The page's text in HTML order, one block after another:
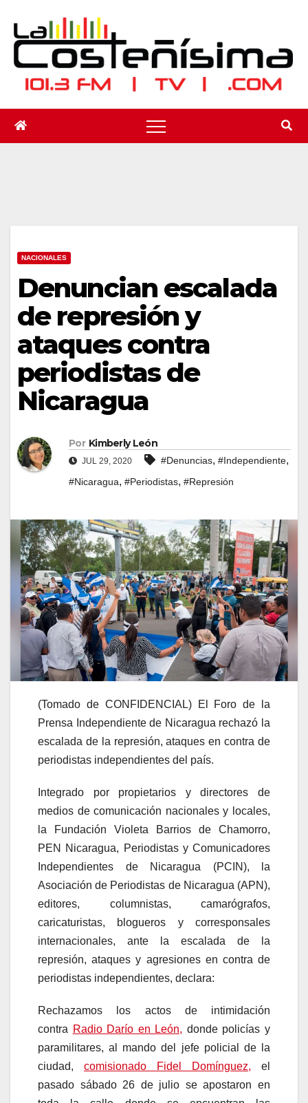
contenido
NACIONALES
Denuncian escalada
de represión y
ataques contra
periodistas de
Nicaragua
Por Kimberly León
JUL 29, 2020 #Denuncias, #Independiente,
#Nicaragua, #Periodistas, #Represión
(Tomado de CONFIDENCIAL) El Foro de la
Prensa Independiente de Nicaragua rechazó la
escalada de la represión, ataques en contra de
periodistas independientes del país.
Integrado por propietarios y directores de
medios de comunicación nacionales y locales,
la Fundación Violeta Barrios de Chamorro,
PEN Nicaragua, Periodistas y Comunicadores
Independientes de Nicaragua (PCIN), la
Asociación de Periodistas de Nicaragua (APN),
editores, columnistas, camarógrafos,
caricaturistas, blogueros y corresponsales
internacionales, ante la escalada de la
represión, ataques y agresiones en contra de
periodistas independientes, declara:
Rechazamos los actos de intimidación
contra Radio Darío en León, donde policías y
paramilitares, al mando del jefe policial de la
ciudad, comisionado Fidel Domínguez, el
pasado sábado 26 de julio se apostaron en